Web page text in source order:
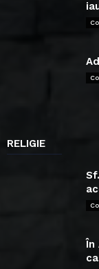
RELIGIE
În